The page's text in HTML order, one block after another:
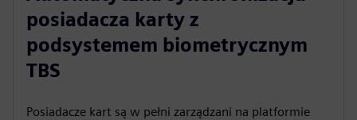
posiadacza karty z
podsystemem biometrycznym
TBS
Posiadacze kart są w pełni zarządzani na platformie